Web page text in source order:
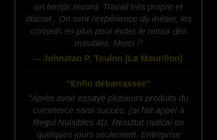
un temps record. Travail très propre et
discret . On sent l'expérience du métier, les
conseils en plus pour éviter le retour des
nuisibles. Merci !"
— Johnatan P, Toulon (Le Mourillon)
"Enfin débarrassée"
"Après avoir essayé plusieurs produits du
commerce sans succès, j'ai fait appel à
Regul Nuisibles 4D. Résultat radical en
quelques jours seulement. Entreprise